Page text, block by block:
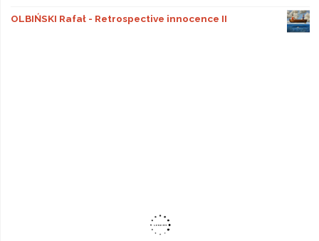
OLBIŃSKI Rafał - Retrospective innocence II